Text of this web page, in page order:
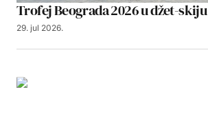
Trofej Beograda 2026 u džet-skiju
29. jul 2026.